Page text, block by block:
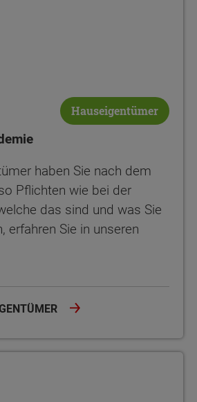
Hauseigentümer
haben Sie nach dem
Pflichten wie bei der
das sind und was Sie
erfahren Sie in unseren